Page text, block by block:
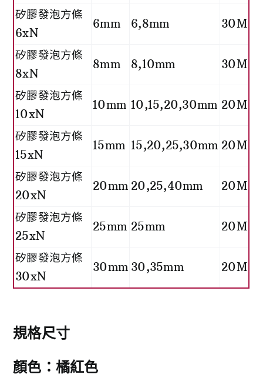
矽膠發泡方條
6xN
6mm 6,8mm 30M
矽膠發泡方條
8xN
8mm 8,10mm 30M
矽膠發泡方條
10xN
10mm 10,15,20,30mm 20M
矽膠發泡方條
15xN
15mm 15,20,25,30mm 20M
矽膠發泡方條
20xN
20mm 20,25,40mm 20M
矽膠發泡方條
25xN
25mm 25mm 20M
矽膠發泡方條
30xN
30mm 30,35mm 20M
規格尺寸
顏色：橘紅色